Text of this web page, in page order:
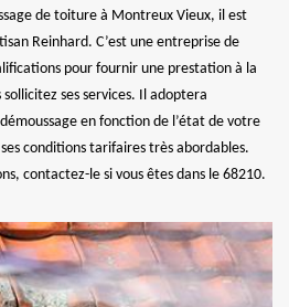
de toiture à Montreux Vieux, il est
Reinhard. C’est une entreprise de
pour fournir une prestation à la
ses services. Il adoptera
en fonction de l’état de votre
conditions tarifaires très abordables.
contactez-le si vous êtes dans le 68210.